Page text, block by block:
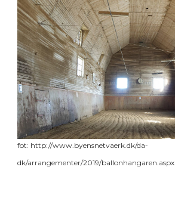
fot: http://www.byensnetvaerk.dk/da-
dk/arrangementer/2019/ballonhangaren.aspx